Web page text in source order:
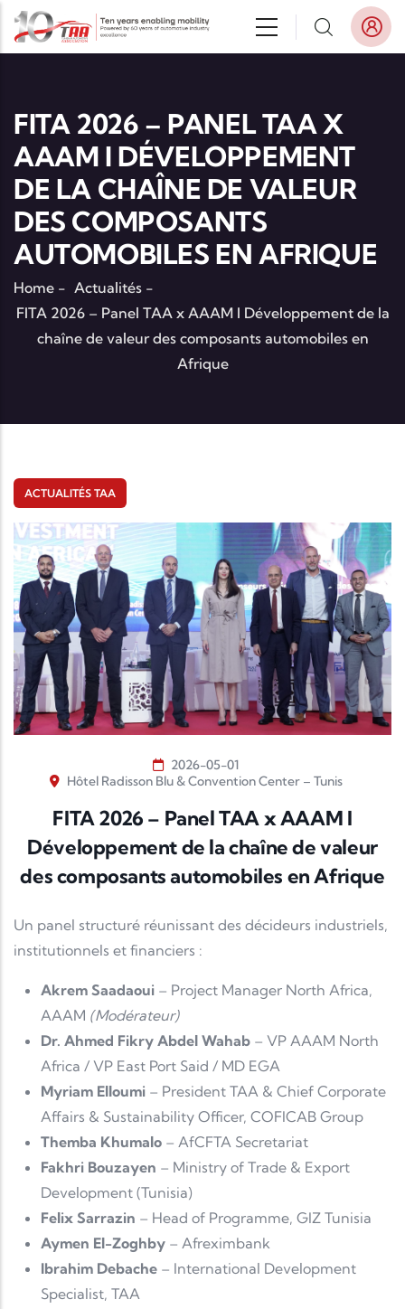
Aller au contenu principal
FITA 2026 – PANEL TAA X
AAAM I DÉVELOPPEMENT
DE LA CHAÎNE DE VALEUR
DES COMPOSANTS
AUTOMOBILES EN AFRIQUE
Home - Actualités -
FITA 2026 – Panel TAA x AAAM I Développement de la
chaîne de valeur des composants automobiles en
Afrique
ACTUALITÉS TAA
2026-05-01
Hôtel Radisson Blu & Convention Center – Tunis
FITA 2026 – Panel TAA x AAAM I
Développement de la chaîne de valeur
des composants automobiles en Afrique
Un panel structuré réunissant des décideurs industriels,
institutionnels et financiers :
Akrem Saadaoui – Project Manager North Africa,
AAAM (Modérateur)
Dr. Ahmed Fikry Abdel Wahab – VP AAAM North
Africa / VP East Port Said / MD EGA
Myriam Elloumi – President TAA & Chief Corporate
Affairs & Sustainability Officer, COFICAB Group
Themba Khumalo – AfCFTA Secretariat
Fakhri Bouzayen – Ministry of Trade & Export
Development (Tunisia)
Felix Sarrazin – Head of Programme, GIZ Tunisia
Aymen El-Zoghby – Afreximbank
Ibrahim Debache – International Development
Specialist, TAA